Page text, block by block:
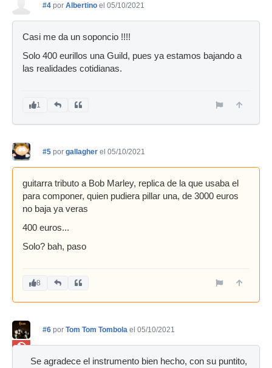
#4 por Albertino el 05/10/2021
Casi me da un soponcio !!!!
Solo 400 eurillos una Guild, pues ya estamos bajando a
las realidades cotidianas.
1
#5 por gallagher el 05/10/2021
guitarra tributo a Bob Marley, replica de la que usaba el
para componer, quien pudiera pillar una, de 3000 euros
no baja ya veras
400 euros...
Solo? bah, paso
8
#6 por Tom Tom Tombola el 05/10/2021
Se agradece el instrumento bien hecho, con su puntito,